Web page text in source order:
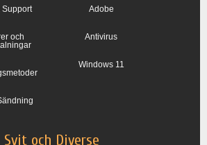
Support
och
Adobe
Antivirus
Windows 11
Svit och Diverse